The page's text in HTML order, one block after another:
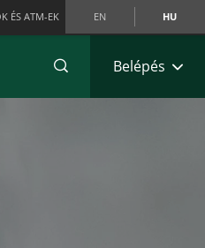
ÉS ATM-EK EN HU
Belépés